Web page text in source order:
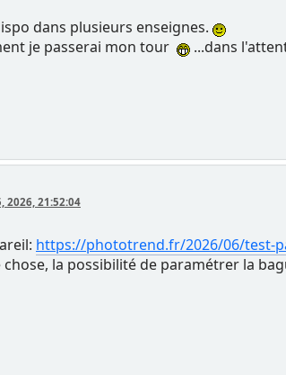
dans plusieurs enseignes.
je passerai mon tour
...dans
2026, 21:52:04
https://phototrend.fr/2026/06/test-
chose, la possibilité de paramétrer la